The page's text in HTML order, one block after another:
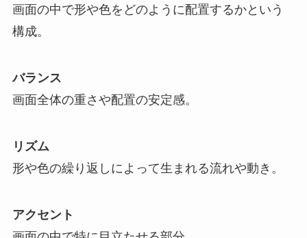
画面の中で形や色をどのように配置するかという
構成。
バランス
画面全体の重さや配置の安定感。
リズム
形や色の繰り返しによって生まれる流れや動き。
アクセント